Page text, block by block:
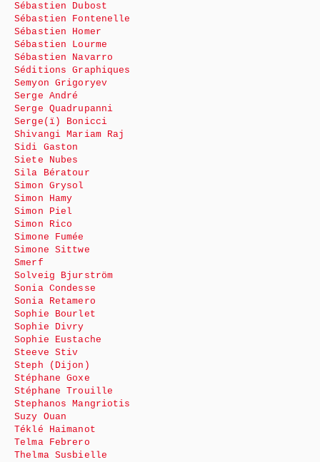
Sébastien Dubost
Sébastien Fontenelle
Sébastien Homer
Sébastien Lourme
Sébastien Navarro
Séditions Graphiques
Semyon Grigoryev
Serge André
Serge Quadrupanni
Serge(ï) Bonicci
Shivangi Mariam Raj
Sidi Gaston
Siete Nubes
Sila Bératour
Simon Grysol
Simon Hamy
Simon Piel
Simon Rico
Simone Fumée
Simone Sittwe
Smerf
Solveig Bjurström
Sonia Condesse
Sonia Retamero
Sophie Bourlet
Sophie Divry
Sophie Eustache
Steeve Stiv
Steph (Dijon)
Stéphane Goxe
Stéphane Trouille
Stephanos Mangriotis
Suzy Ouan
Téklé Haimanot
Telma Febrero
Thelma Susbielle